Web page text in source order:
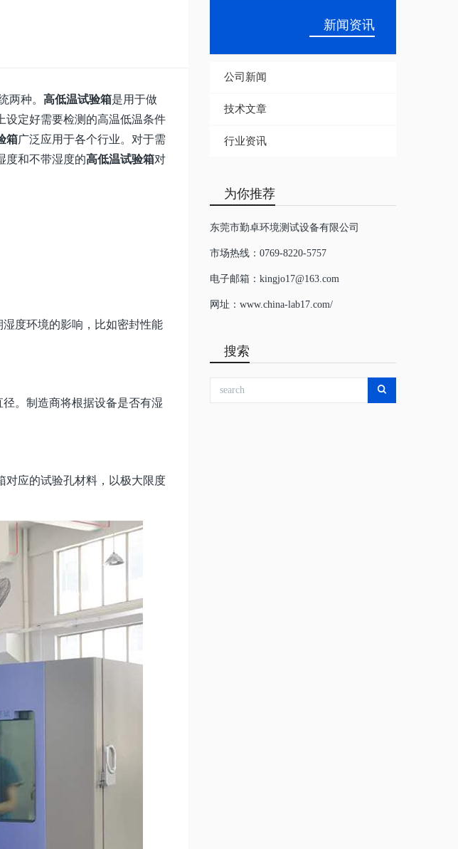
两种。 高低温试验箱是用于做
设定好需要检测的高温低温条件
箱广泛应用于各个行业。对于需
度和不带湿度的高低温试验箱对
度环境的影响，比如密封性能
。制造商将根据设备是否有湿
应的试验孔材料，以极大限度
新闻资讯
公司新闻
技术文章
行业资讯
为你推荐
东莞市勤卓环境测试设备有限公司
市场热线：0769-8220-5757
电子邮箱：kingjo17@163.com
网址：www.china-lab17.com/
搜索